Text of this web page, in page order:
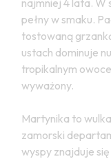
pełny w smaku.
tostowaną
ustach dominuje
tropikalnym
wyważony.
Martynika to
zamorski
wyspy znajduje